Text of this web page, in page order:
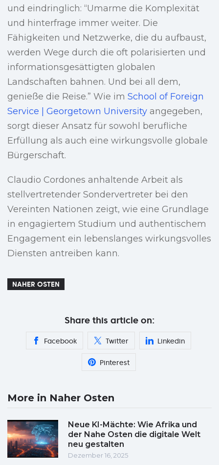
und eindringlich: “Umarme die Komplexität
und hinterfrage immer weiter. Die
Fähigkeiten und Netzwerke, die du aufbaust,
werden Wege durch die oft polarisierten und
informationsgesättigten globalen
Landschaften bahnen. Und bei all dem,
genieße die Reise.” Wie im School of Foreign
Service | Georgetown University angegeben,
sorgt dieser Ansatz für sowohl berufliche
Erfüllung als auch eine wirkungsvolle globale
Bürgerschaft.
Claudio Cordones anhaltende Arbeit als
stellvertretender Sondervertreter bei den
Vereinten Nationen zeigt, wie eine Grundlage
in engagiertem Studium und authentischem
Engagement ein lebenslanges wirkungsvolles
Diensten antreiben kann.
NAHER OSTEN
Share this article on:
Facebook Twitter Linkedin
Pinterest
More in Naher Osten
Neue KI-Mächte: Wie Afrika und
der Nahe Osten die digitale Welt
neu gestalten
Dezember 16, 2025